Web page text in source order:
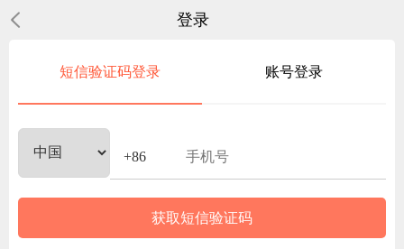
登录
短信验证码登录 账号登录
获取短信验证码